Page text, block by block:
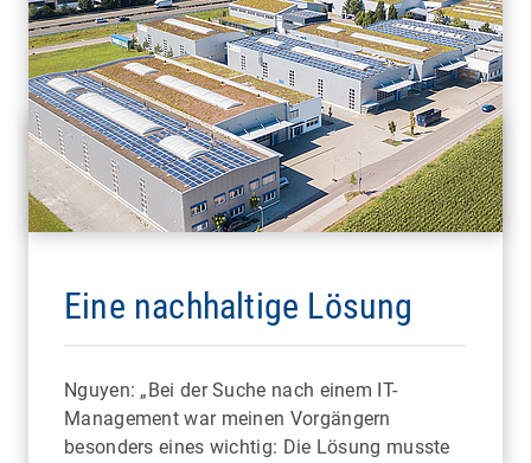
Eine nachhaltige Lösung
Nguyen: „Bei der Suche nach einem IT-
Management war meinen Vorgängern
besonders eines wichtig: Die Lösung musste